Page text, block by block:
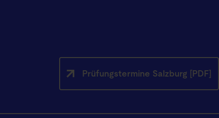
Prüfungstermine Salzburg [PDF]